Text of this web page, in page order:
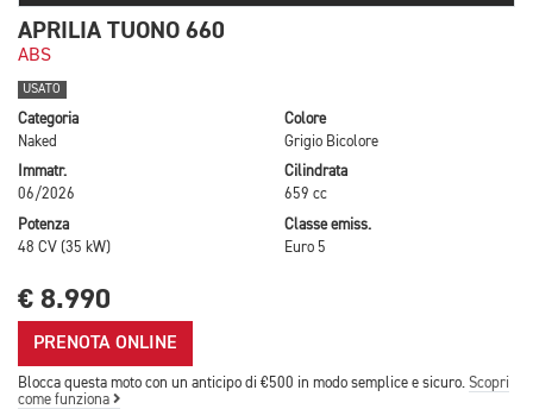
APRILIA TUONO 660
ABS
USATO
Categoria
Naked
Colore
Grigio Bicolore
Immatr.
06/2026
Cilindrata
659 cc
Potenza
48 CV (35 kW)
Classe emiss.
Euro 5
€ 8.990
PRENOTA ONLINE
Blocca questa moto con un anticipo di €500 in modo semplice e sicuro. Scopri
come funziona